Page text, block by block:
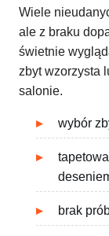
Wiele
ale z braku
świetnie
zbyt wzorzysta
salonie.
wybór
brak